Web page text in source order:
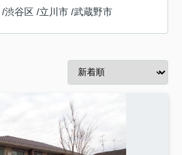
/渋谷区 /立川市 /武蔵野市